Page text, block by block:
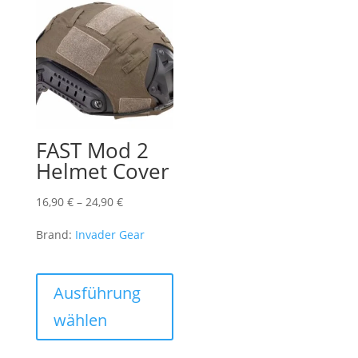
FAST Mod 2
Helmet Cover
16,90 € – 24,90 €Preisspanne:
bis
Brand: Invader Gear
Ausführung
wählen